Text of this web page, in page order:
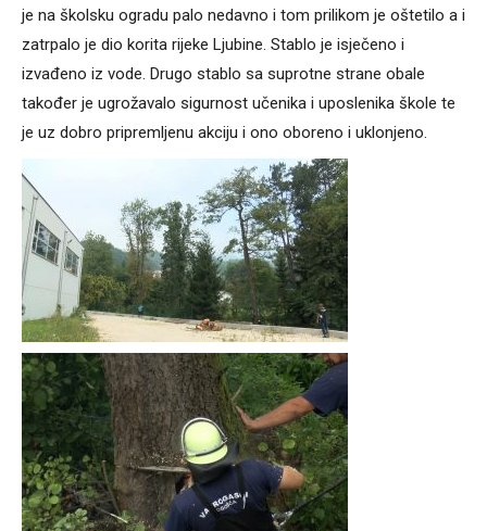
je na školsku ogradu palo nedavno i tom prilikom je oštetilo a i
zatrpalo je dio korita rijeke Ljubine. Stablo je isječeno i
izvađeno iz vode. Drugo stablo sa suprotne strane obale
također je ugrožavalo sigurnost učenika i uposlenika škole te
je uz dobro pripremljenu akciju i ono oboreno i uklonjeno.